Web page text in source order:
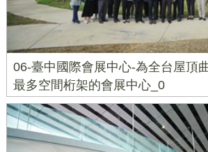
06-臺中國際會展中心-為全台屋頂
最多空間桁架的會展中心_0